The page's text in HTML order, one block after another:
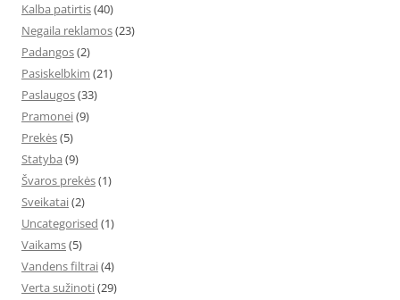
Kalba patirtis(40)
Negaila reklamos(23)
Padangos(2)
Pasiskelbkim (21)
Paslaugos(33)
Pramonei(9)
Prekės(5)
Statyba (9)
Švaros prekės(1)
Sveikatai(2)
Uncategorised (1)
Vaikams(5)
Vandens filtrai(4)
Verta sužinoti(29)